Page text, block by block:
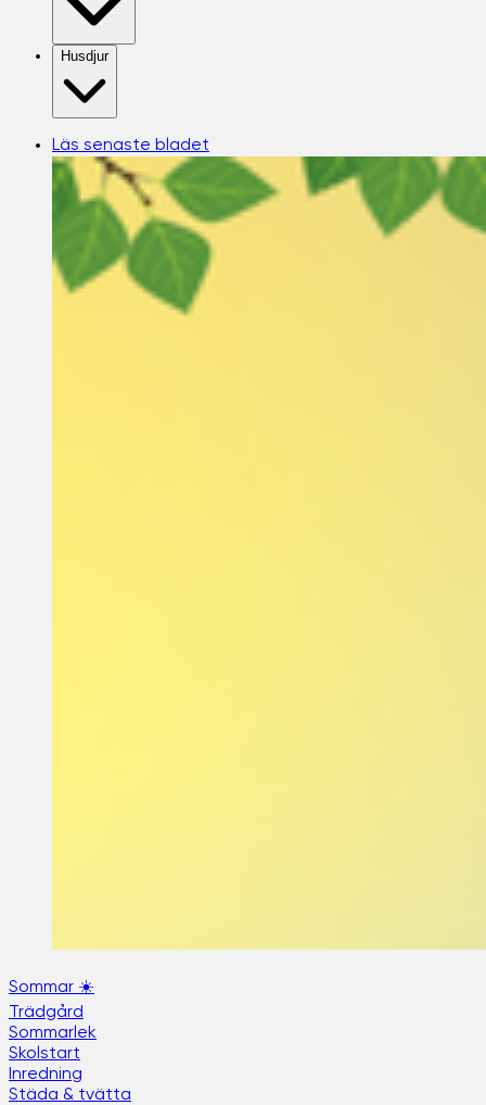
Husdjur
Läs senaste bladet
Sommar ☀️
Trädgård
Sommarlek
Skolstart
Inredning
Städa & tvätta